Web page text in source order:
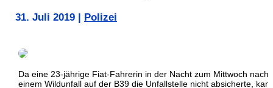
31. Juli 2019 Polizei
Da eine 23-jährige Fiat-Fahrerin in der Nacht zum Mittwoch nach
einem Wildunfall auf der B39 die Unfallstelle nicht absicherte,